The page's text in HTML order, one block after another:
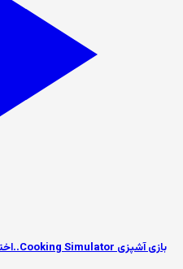
بازی آشپزی Cooking Simulator..اختراع بهترین پیتزا قرن!!